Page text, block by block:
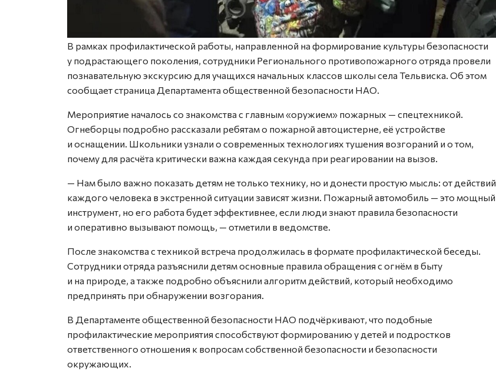
В рамках профилактической работы, направленной на формирование культуры безопасности
у подрастающего поколения, сотрудники Регионального противопожарного отряда провели
познавательную экскурсию для учащихся начальных классов школы села Тельвиска. Об этом
сообщает страница Департамента общественной безопасности НАО.
Мероприятие началось со знакомства с главным «оружием» пожарных — спецтехникой.
Огнеборцы подробно рассказали ребятам о пожарной автоцистерне, её устройстве
и оснащении. Школьники узнали о современных технологиях тушения возгораний и о том,
почему для расчёта критически важна каждая секунда при реагировании на вызов.
— Нам было важно показать детям не только технику, но и донести простую мысль: от действий
каждого человека в экстренной ситуации зависят жизни. Пожарный автомобиль — это мощный
инструмент, но его работа будет эффективнее, если люди знают правила безопасности
и оперативно вызывают помощь, — отметили в ведомстве.
После знакомства с техникой встреча продолжилась в формате профилактической беседы.
Сотрудники отряда разъяснили детям основные правила обращения с огнём в быту
и на природе, а также подробно объяснили алгоритм действий, который необходимо
предпринять при обнаружении возгорания.
В Департаменте общественной безопасности НАО подчёркивают, что подобные
профилактические мероприятия способствуют формированию у детей и подростков
ответственного отношения к вопросам собственной безопасности и безопасности
окружающих.